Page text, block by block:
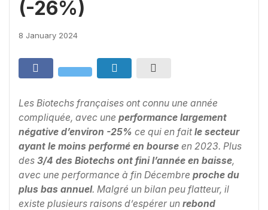
(-26%)
8 January 2024
Les Biotechs françaises ont connu une année
compliquée, avec une performance largement
négative d’environ -25% ce qui en faitle secteur
ayant le moins performé en bourse en 2023. Plus
des 3/4 des Biotechs ont fini l’année en baisse,
avec une performance à fin Décembre proche du
plus bas annuel. Malgré un bilan peu flatteur, il
existe plusieurs raisons d’espérer un rebond